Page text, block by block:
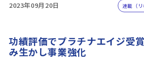
2023年09月20日 連載（
功績評価でプラチナエイジ受
み生かし事業強化